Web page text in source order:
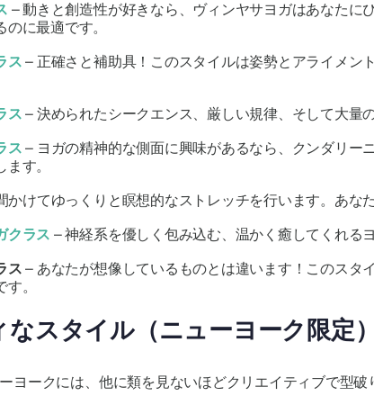
– 動きと創造性が好きなら、ヴィンヤサヨガはあなたに
に最適です。
ス – 正確さと補助具！このスタイルは姿勢とアライメン
ス – 決められたシークエンス、厳しい規律、そして大量
ス – ヨガの精神的な側面に興味があるなら、クンダリー
す。
かけてゆっくりと瞑想的なストレッチを行います。あな
クラス – 神経系を優しく包み込む、温かく癒してくれるヨ
ス – あなたが想像しているものとは違います！このスタ
。
スタイル（ニューヨーク限定）
ヨークには、他に類を見ないほどクリエイティブで型破